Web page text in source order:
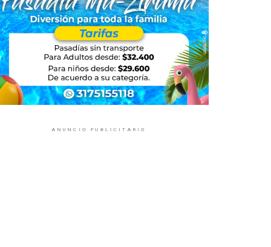
ANUNCIO PUBLICITARIO